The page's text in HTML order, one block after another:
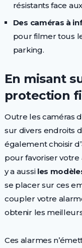
résistants face
Des caméras à
pour filmer tous
parking.
En misant
protection
Outre les caméras
sur divers endroits
également choisir
pour favoriser votre
y a aussi les
se placer sur ces
coupler votre
obtenir les
Ces alarmes